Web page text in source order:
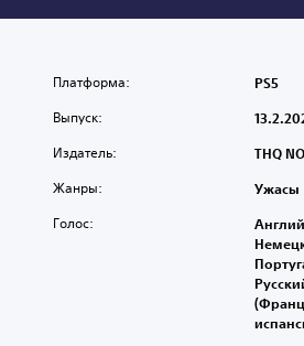
Платформа: PS5
Выпуск:
Издатель: THQ
Жанры: Ужасы
Голос: